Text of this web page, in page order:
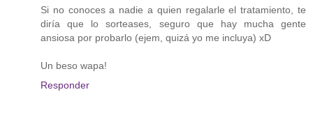
Si no conoces a nadie a quien regalarle el tratamiento, te
diría que lo sorteases, seguro que hay mucha gente
ansiosa por probarlo (ejem, quizá yo me incluya) xD
Un beso wapa!
Responder